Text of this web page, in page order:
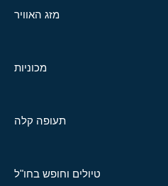
מזג האוויר
מכוניות
תעופה קלה
טיולים וחופש בחו"ל